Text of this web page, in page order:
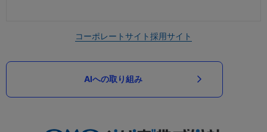
コーポレートサイト採用サイト
AIへの取り組み